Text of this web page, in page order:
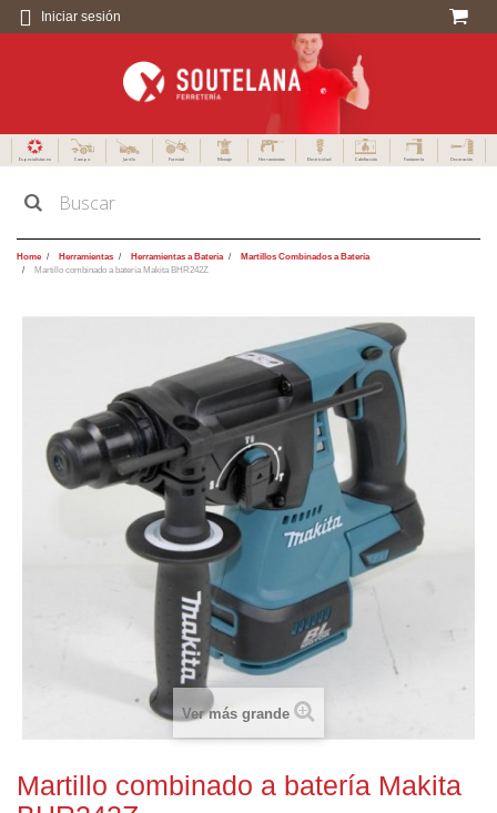
Iniciar sesión
Especialistas en Campo Jardín Forestal Menaje Herramientas Electricidad Calefacción Fontanería Decoración
Home Herramientas Herramientas a Batería
Martillos Combinados a Batería
Martillo combinado a batería Makita BHR242Z
Ver más grande
Martillo combinado a batería Makita